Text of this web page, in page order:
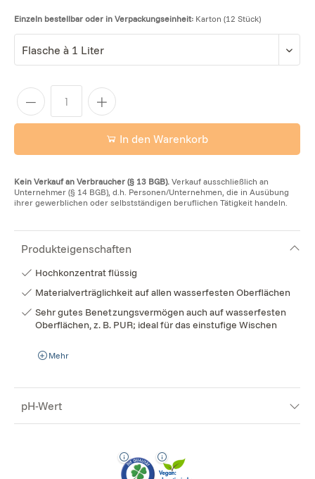
Einzeln bestellbar oder in Verpackungseinheit: Karton (12 Stück)
In den Warenkorb
Kein Verkauf an Verbraucher (§ 13 BGB). Verkauf ausschließlich an
Unternehmer (§ 14 BGB), d.h. Personen/Unternehmen, die in Ausübung
ihrer gewerblichen oder selbstständigen beruflichen Tätigkeit handeln.
Produkteigenschaften
Hochkonzentrat flüssig
Materialverträglichkeit auf allen wasserfesten Oberflächen
Sehr gutes Benetzungsvermögen auch auf wasserfesten
Oberflächen, z. B. PUR; ideal für das einstufige Wischen
Mehr
pH-Wert